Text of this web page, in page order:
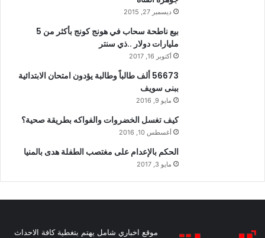
ديسمبر 27, 2015
بيع ناطحة سحاب في هونج كونج بأكثر من 5
مليارات دولار ..ذي سنتر
أكتوبر 16, 2017
56673 ألف طالباً وطالبة يؤدون امتحان الابتدائية
ببنى سويف
مايو 9, 2016
كيف تغسل الخضروات والفواكه بطريقة صحية؟
أغسطس 10, 2016
الحكم بالإعدام على مغتصب الطفلة هدى بالمنيا
مايو 3, 2017
موقع اخباري شامل يهتم بتغطية كافة الاحداث